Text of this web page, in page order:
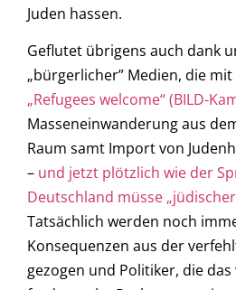
Juden hassen.
Geflutet übrigens auch dank
„bürgerlicher” Medien, die
„Refugees welcome“ (BILD-
Masseneinwanderung aus
Raum samt Import von
– und jetzt plötzlich wie der
Deutschland müsse
Tatsächlich werden noch
Konsequenzen aus der
gezogen und Politiker, die